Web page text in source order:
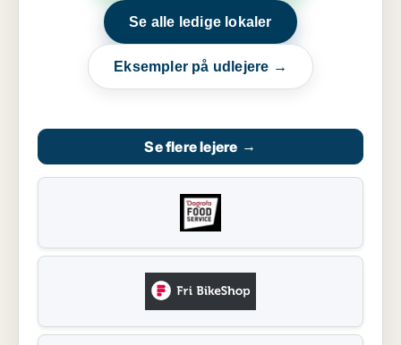
Se alle ledige lokaler
Eksempler på udlejere →
Se flere lejere →